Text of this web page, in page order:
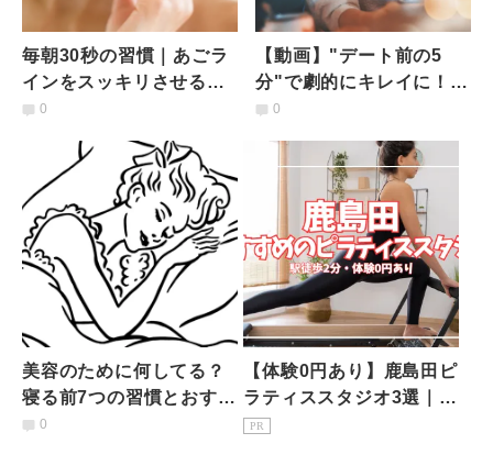
毎朝30秒の習慣｜あごラ
インをスッキリさせる小
顔ストレッチ
0
【動画】"デート前の5
分"で劇的にキレイに！顔
むくみケア&姿勢美人ヨ
0
美容のために何してる？
寝る前7つの習慣とおすす
めのヨガポーズ
0
【体験0円あり】鹿島田ピ
ラティススタジオ3選｜1
回1,650円〜マシン・安さ
PR